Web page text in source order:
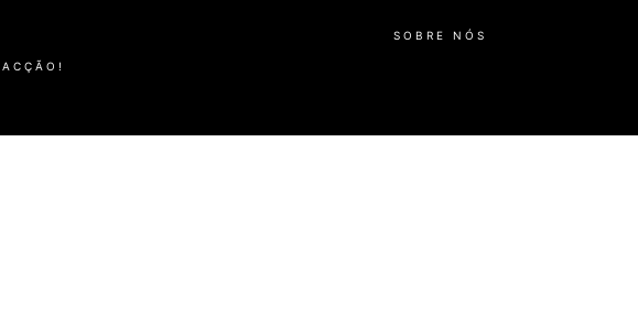
ACÇÃO!
SOBRE NÓS